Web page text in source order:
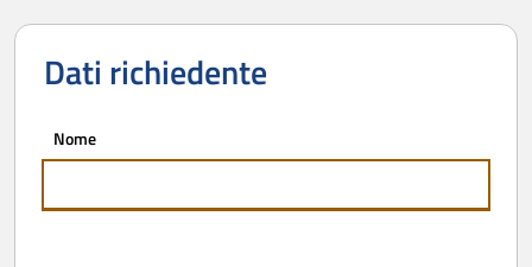
Dati richiedente
Nome